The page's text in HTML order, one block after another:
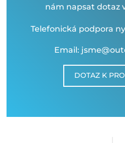
nám napsat dotaz
Telefonická podpora
Email:
DOTAZ K